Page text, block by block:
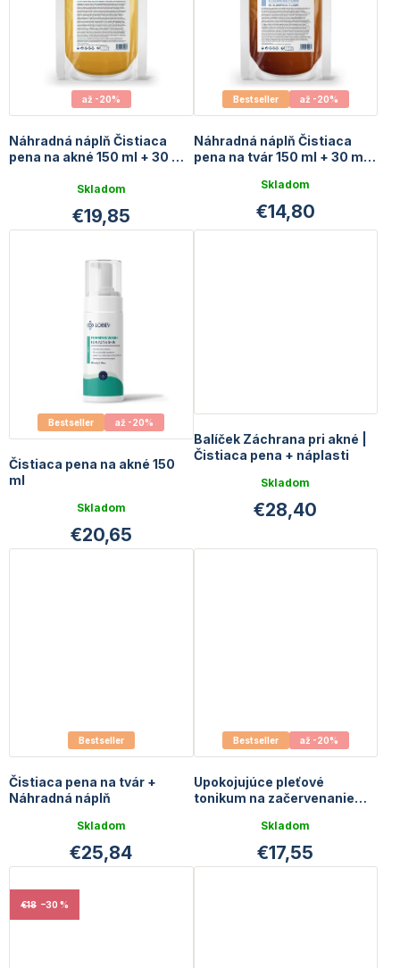
až -20%
Náhradná náplň Čistiaca
pena na akné 150 ml + 30 ml
Priemerné
produktu
je
z
hviezdičiek.
Skladom
€19,85
Bestseller až -20%
Náhradná náplň Čistiaca
pena na tvár 150 ml + 30 ml
Skladom
€14,80
Bestseller až -20%
Čistiaca pena na akné 150
ml
Skladom
€20,65
Balíček Záchrana pri akné |
Čistiaca pena + náplasti
Skladom
€28,40
Bestseller
Čistiaca pena na tvár +
Náhradná náplň
Skladom
€25,84
Bestseller až -20%
Upokojujúce pleťové
tonikum na začervenanie
Skladom
€17,55
€18 –30 %